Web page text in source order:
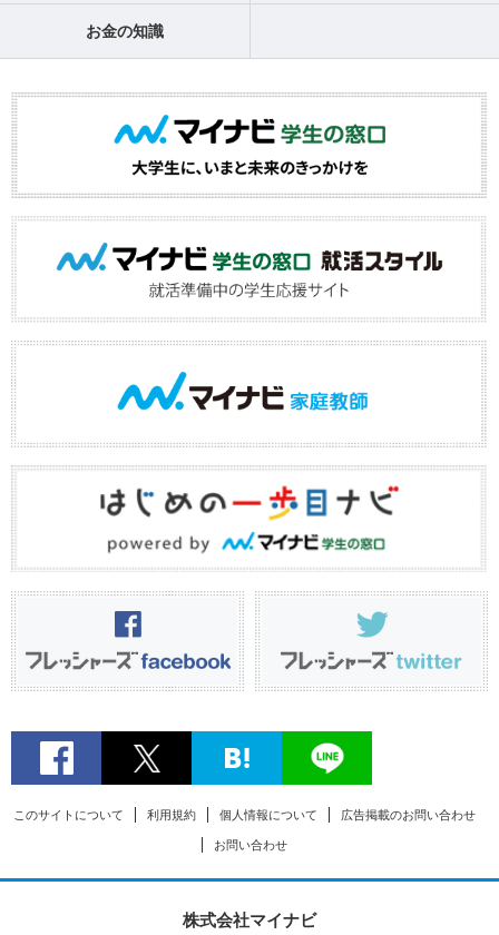
お金の知識
このサイトについて 利用規約 個人情報について 広告掲載のお問い合わせ
お問い合わせ
株式会社マイナビ